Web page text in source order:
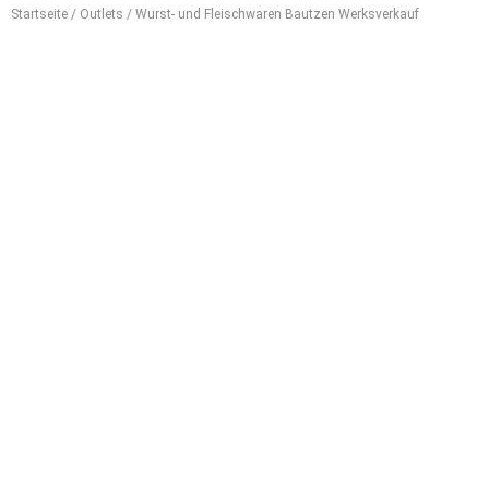
Startseite / Outlets / Wurst- und Fleischwaren Bautzen Werksverkauf